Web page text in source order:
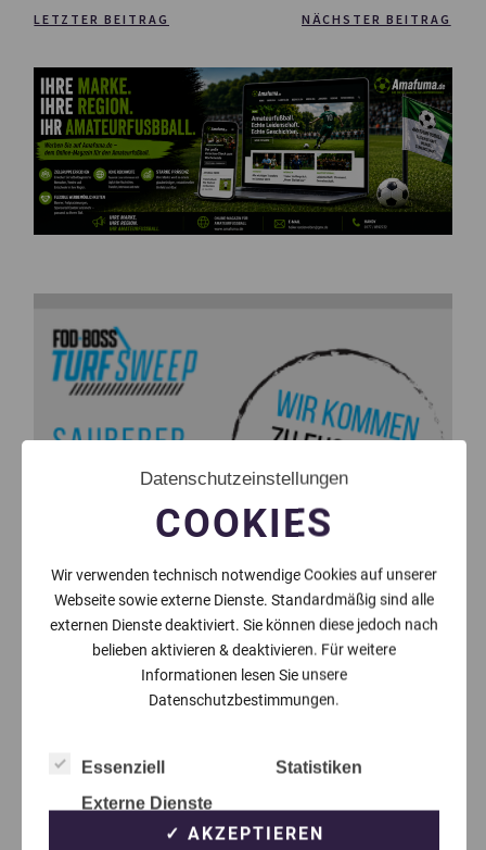
LETZTER BEITRAG NÄCHSTER BEITRAG
Datenschutzeinstellungen
COOKIES
Wir verwenden technisch notwendige Cookies auf unserer
Webseite sowie externe Dienste. Standardmäßig sind alle
externen Dienste deaktiviert. Sie können diese jedoch nach
belieben aktivieren & deaktivieren. Für weitere
Informationen lesen Sie unsere
Datenschutzbestimmungen.
Essenziell
Statistiken
Externe Dienste
✓ AKZEPTIEREN